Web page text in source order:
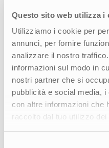
Questo sito web utilizza i
Utilizziamo i cookie per
annunci, per fornire
analizzare il nostro
informazioni sul modo in
nostri partner che si
pubblicità e social media,
con altre informazioni che
raccolto dal tuo utilizzo dei
Abbiamo seguito il
raccolta delle
dell’ecosistema e un
benchmark, per poi
immersiva. La fase di
ridefinizione
creazione di
valorizza territorio,